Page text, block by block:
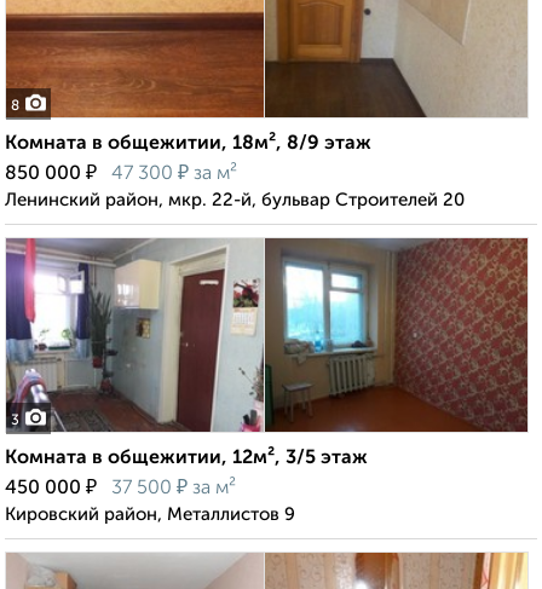
8
Комната в общежитии, 18м², 8/9 этаж
850 000 ₽ 47 300 ₽ за м²
Ленинский район, мкр. 22-й, бульвар Строителей 20
3
Комната в общежитии, 12м², 3/5 этаж
450 000 ₽ 37 500 ₽ за м²
Кировский район, Металлистов 9